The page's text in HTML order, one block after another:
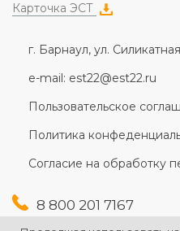
Карточка ЭСТ
г. Барнаул, ул.
e-mail: est22@est22.ru
Пользовательское
Политика
Согласие на обработку
8 800 201 7167
+7 (3852) 607-167